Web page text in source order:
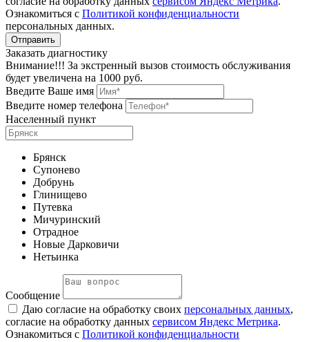
Ознакомиться с Политикой конфиденциальности
персональных данных.
Заказать диагностику
Внимание!!! За экстренный вызов стоимость обслуживания
будет увеличена на 1000 руб.
Введите Ваше имя
Введите номер телефона
Населенный пункт
Брянск
Супонево
Добрунь
Глинищево
Путевка
Мичуринский
Отрадное
Новые Дарковичи
Нетьинка
Сообщение
Даю согласие на обработку своих персональных данных,
согласие на обработку данных сервисом Яндекс Метрика.
Ознакомиться с Политикой конфиденциальности